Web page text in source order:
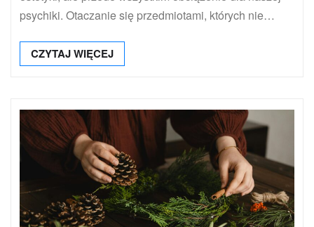
psychiki. Otaczanie się przedmiotami, których nie…
CZYTAJ WIĘCEJ